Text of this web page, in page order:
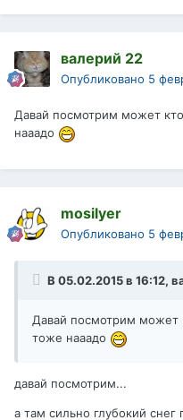
валерий 22
Опубликовано 5
Давай посмотрим может
нааадо
mosilyer
Опубликовано 5
В 05.02.2015 в 16:12,
Давай посмотрим может
тоже нааадо
давай посмотрим...
а там сильно глубокий